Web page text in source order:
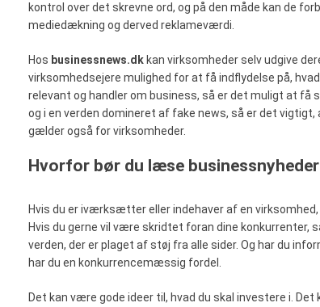
kontrol over det skrevne ord, og på den måde kan de
mediedækning og derved reklameværdi.
Hos businessnews.dk kan virksomheder selv udgive
virksomhedsejere mulighed for at få indflydelse på,
relevant og handler om business, så er det muligt at få
og i en verden domineret af fake news, så er det
gælder også for virksomheder.
Hvorfor bør du læse
Hvis du er iværksætter eller indehaver af en virksomhed,
Hvis du gerne vil være skridtet foran dine konkurrenter,
verden, der er plaget af støj fra alle sider. Og har du
har du en konkurrencemæssig fordel.
Det kan være gode ideer til, hvad du skal investere i.